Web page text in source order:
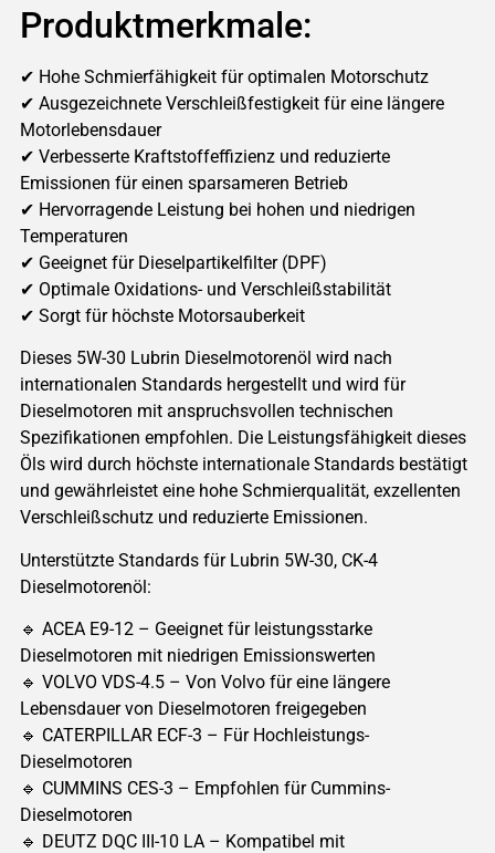
Produktmerkmale:
✔ Hohe Schmierfähigkeit für optimalen Motorschutz
✔ Ausgezeichnete Verschleißfestigkeit für eine längere
Motorlebensdauer
✔ Verbesserte Kraftstoffeffizienz und reduzierte
Emissionen für einen sparsameren Betrieb
✔ Hervorragende Leistung bei hohen und niedrigen
Temperaturen
✔ Geeignet für Dieselpartikelfilter (DPF)
✔ Optimale Oxidations- und Verschleißstabilität
✔ Sorgt für höchste Motorsauberkeit
Dieses 5W-30 Lubrin Dieselmotorenöl wird nach
internationalen Standards hergestellt und wird für
Dieselmotoren mit anspruchsvollen technischen
Spezifikationen empfohlen. Die Leistungsfähigkeit dieses
Öls wird durch höchste internationale Standards bestätigt
und gewährleistet eine hohe Schmierqualität, exzellenten
Verschleißschutz und reduzierte Emissionen.
Unterstützte Standards für Lubrin 5W-30, CK-4
Dieselmotorenöl:
🔹 ACEA E9-12 – Geeignet für leistungsstarke
Dieselmotoren mit niedrigen Emissionswerten
🔹 VOLVO VDS-4.5 – Von Volvo für eine längere
Lebensdauer von Dieselmotoren freigegeben
🔹 CATERPILLAR ECF-3 – Für Hochleistungs-
Dieselmotoren
🔹 CUMMINS CES-3 – Empfohlen für Cummins-
Dieselmotoren
🔹 DEUTZ DQC III-10 LA – Kompatibel mit